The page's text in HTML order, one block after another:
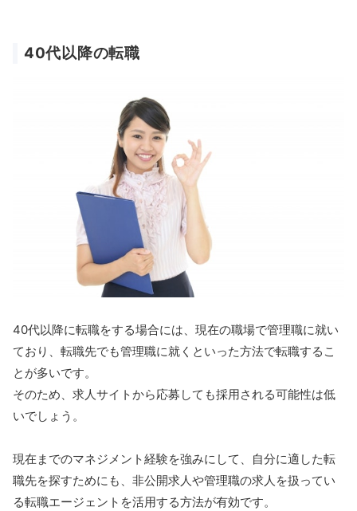
40代以降の転職
40代以降に転職をする場合には、現在の職場で管理職に就い
ており、転職先でも管理職に就くといった方法で転職するこ
とが多いです。
そのため、求人サイトから応募しても採用される可能性は低
いでしょう。
現在までのマネジメント経験を強みにして、自分に適した転
職先を探すためにも、非公開求人や管理職の求人を扱ってい
る転職エージェントを活用する方法が有効です。